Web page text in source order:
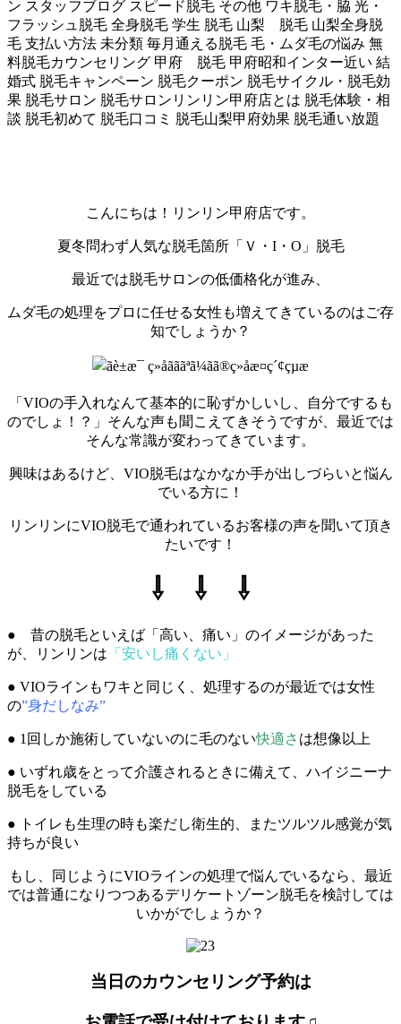
ン スタッフブログ スピード脱毛 その他 ワキ脱毛・脇 光・
フラッシュ脱毛 全身脱毛 学生 脱毛 山梨 脱毛 山梨全身脱
毛 支払い方法 未分類 毎月通える脱毛 毛・ムダ毛の悩み 無
料脱毛カウンセリング 甲府 脱毛 甲府昭和インター近い 結
婚式 脱毛キャンペーン 脱毛クーポン 脱毛サイクル・脱毛効
果 脱毛サロン 脱毛サロンリンリン甲府店とは 脱毛体験・相
談 脱毛初めて 脱毛口コミ 脱毛山梨甲府効果 脱毛通い放題
こんにちは！リンリン甲府店です。
夏冬問わず人気な脱毛箇所「Ｖ・I・O」脱毛
最近では脱毛サロンの低価格化が進み、
ムダ毛の処理をプロに任せる女性も増えてきているのはご存
知でしょうか？
「VIOの手入れなんて基本的に恥ずかしいし、自分でするも
のでしょ！？」そんな声も聞こえてきそうですが、最近では
そんな常識が変わってきています。
興味はあるけど、VIO脱毛はなかなか手が出しづらいと悩ん
でいる方に！
リンリンにVIO脱毛で通われているお客様の声を聞いて頂き
たいです！
⇩ ⇩ ⇩
● 昔の脱毛といえば「高い、痛い」のイメージがあった
が、リンリンは 「安いし痛くない」
● VIOラインもワキと同じく、処理するのが最近では女性
の”身だしなみ”
● 1回しか施術していないのに毛のない快適さ は想像以上
● いずれ歳をとって介護されるときに備えて、ハイジニーナ
脱毛をしている
● トイレも生理の時も楽だし衛生的、またツルツル感覚が気
持ちが良い
もし、同じようにVIOラインの処理で悩んでいるなら、最近
では普通になりつつあるデリケートゾーン脱毛を検討しては
いかがでしょうか？
当日のカウンセリング予約は